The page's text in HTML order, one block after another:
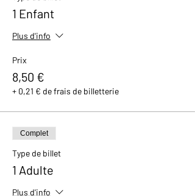
1 Enfant
Plus d'info
Prix
8,50 €
+ 0,21 € de frais de billetterie
Complet
Type de billet
1 Adulte
Plus d'info